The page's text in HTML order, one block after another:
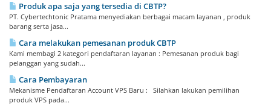
Produk apa saja yang tersedia di CBTP?
PT. Cybertechtonic Pratama menyediakan berbagai macam layanan , produk
barang serta jasa...
Cara melakukan pemesanan produk CBTP
Kami membagi 2 kategori pendaftaran layanan : Pemesanan produk bagi
pelanggan yang sudah...
Cara Pembayaran
Mekanisme Pendaftaran Account VPS Baru : Silahkan lakukan pemilihan
produk VPS pada...